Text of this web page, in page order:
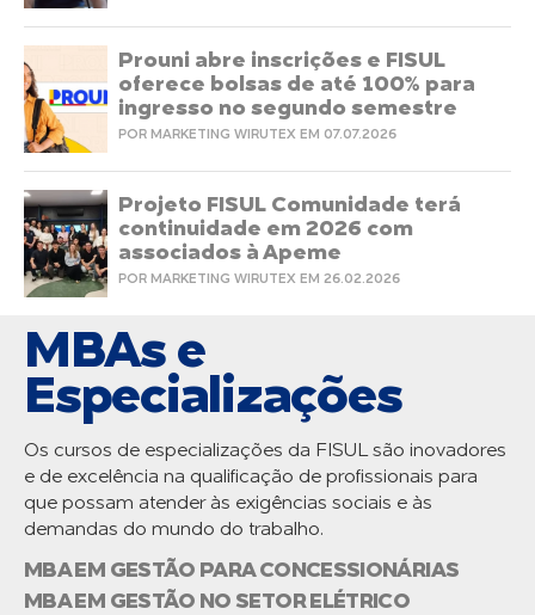
Prouni abre inscrições e FISUL
oferece bolsas de até 100% para
ingresso no segundo semestre
POR MARKETING WIRUTEX EM 07.07.2026
Projeto FISUL Comunidade terá
continuidade em 2026 com
associados à Apeme
POR MARKETING WIRUTEX EM 26.02.2026
MBAs e
Especializações
Os cursos de especializações da FISUL são inovadores
e de excelência na qualificação de profissionais para
que possam atender às exigências sociais e às
demandas do mundo do trabalho.
MBA EM GESTÃO PARA CONCESSIONÁRIAS
MBA EM GESTÃO NO SETOR ELÉTRICO